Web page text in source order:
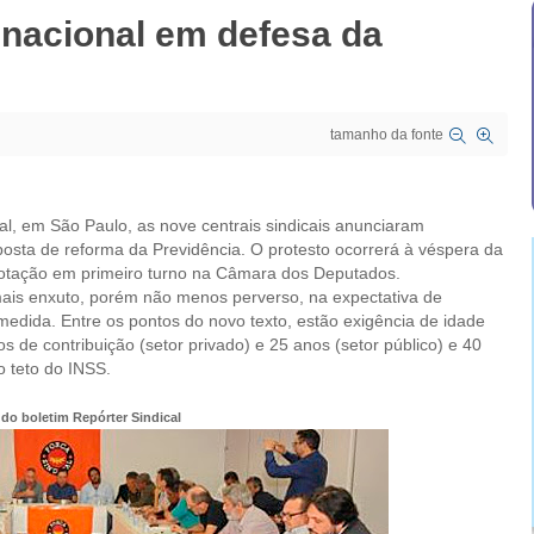
em defesa da
tamanho da fonte
em São Paulo, as nove centrais sindicais anunciaram
de reforma da Previdência. O protesto ocorrerá à véspera da
em primeiro turno na Câmara dos Deputados.
enxuto, porém não menos perverso, na expectativa de
Entre os pontos do novo texto, estão exigência de idade
de contribuição (setor privado) e 25 anos (setor público) e 40
teto do INSS.
boletim Repórter Sindical